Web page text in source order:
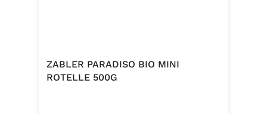
ZABLER PARADISO BIO MINI
ROTELLE 500G